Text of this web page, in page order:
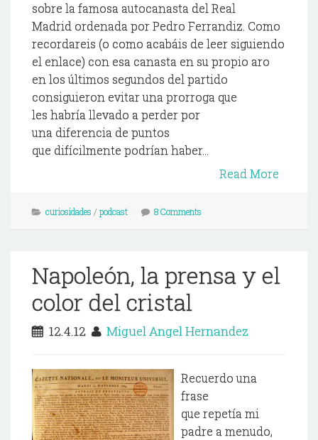
sobre la famosa autocanasta del Real
Madrid ordenada por Pedro Ferrandiz. Como
recordareis (o como acabáis de leer siguiendo
el enlace) con esa canasta en su propio aro
en los últimos segundos del partido
consiguieron evitar una prorroga que
les habría llevado a perder por
una diferencia de puntos
que difícilmente podrían haber...
Read More
curiosidades / podcast 8 Comments
Napoleón, la prensa y el
color del cristal
12.4.12 Miguel Angel Hernandez
Recuerdo una
frase
que repetía mi
padre a menudo,